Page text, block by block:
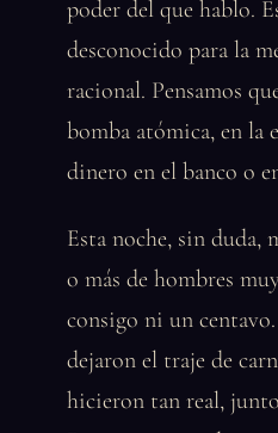
poder del que hablo.
desconocido para la
racional. Pensamos
bomba atómica, en la
dinero en el banco o
Esta noche, sin duda,
o más de hombres
consigo ni un
dejaron el traje de
hicieron tan real,